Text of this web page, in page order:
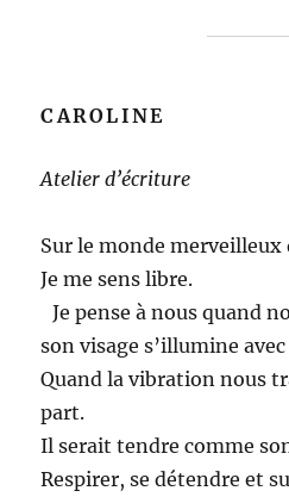
CAROLINE
Atelier d’écriture
Sur le monde merveilleux
Je me sens libre.
Je pense à nous quand
son visage s’illumine
Quand la vibration nous
part.
Il serait tendre comme
Respirer, se détendre et